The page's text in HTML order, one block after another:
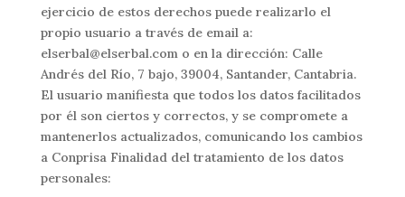
ejercicio de estos derechos puede realizarlo el
propio usuario a través de email a:
elserbal@elserbal.com o en la dirección: Calle
Andrés del Río, 7 bajo, 39004, Santander, Cantabria.
El usuario manifiesta que todos los datos facilitados
por él son ciertos y correctos, y se compromete a
mantenerlos actualizados, comunicando los cambios
a Conprisa Finalidad del tratamiento de los datos
personales: